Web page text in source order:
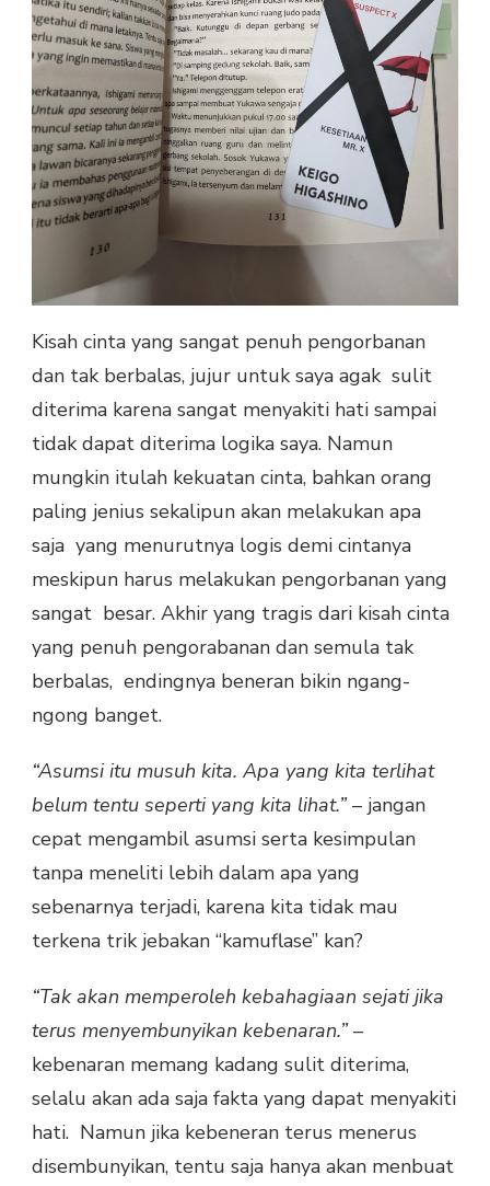
Kisah cinta yang sangat penuh pengorbanan
dan tak berbalas, jujur untuk saya agak sulit
diterima karena sangat menyakiti hati sampai
tidak dapat diterima logika saya. Namun
mungkin itulah kekuatan cinta, bahkan orang
paling jenius sekalipun akan melakukan apa
saja yang menurutnya logis demi cintanya
meskipun harus melakukan pengorbanan yang
sangat besar. Akhir yang tragis dari kisah cinta
yang penuh pengorabanan dan semula tak
berbalas, endingnya beneran bikin ngang-
ngong banget.
“Asumsi itu musuh kita. Apa yang kita terlihat
belum tentu seperti yang kita lihat.”– jangan
cepat mengambil asumsi serta kesimpulan
tanpa meneliti lebih dalam apa yang
sebenarnya terjadi, karena kita tidak mau
terkena trik jebakan “kamuflase” kan?
“Tak akan memperoleh kebahagiaan sejati jika
terus menyembunyikan kebenaran.”–
kebenaran memang kadang sulit diterima,
selalu akan ada saja fakta yang dapat menyakiti
hati. Namun jika kebeneran terus menerus
disembunyikan, tentu saja hanya akan menbuat